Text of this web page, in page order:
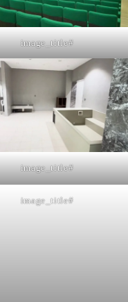
#image_title
#image_title
#image_title